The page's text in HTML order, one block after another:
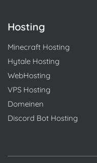
Hosting
Minecraft Hosting
Hytale Hosting
WebHosting
VPS Hosting
Domeinen
Discord Bot Hosting